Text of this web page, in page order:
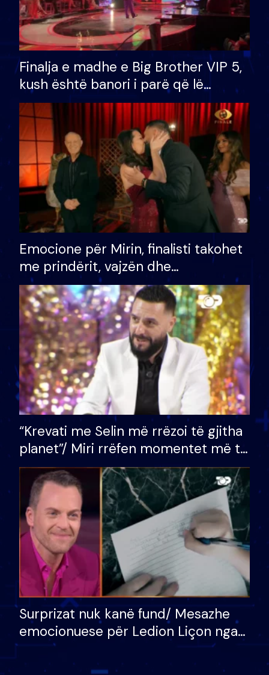
Finalja e madhe e Big Brother VIP 5,
kush është banori i parë që lë
shtëpinë dhe humb mundësinë për
të fituar çmimin e madh
Emocione për Mirin, finalisti takohet
me prindërit, vajzën dhe
bashkëshorten: S’kemi ndonjë letër
divorci apo jo?
“Krevati me Selin më rrëzoi të gjitha
planet”/ Miri rrëfen momentet më të
bukura në shtëpinë e BB VIP: Do më
mungojë zilja e mëngjesit kur…
Surprizat nuk kanë fund/ Mesazhe
emocionuese për Ledion Liçon nga
nëna dhe fëmijët e tij, moderatori
nuk i mban dot lotët: Nuk meritoj…